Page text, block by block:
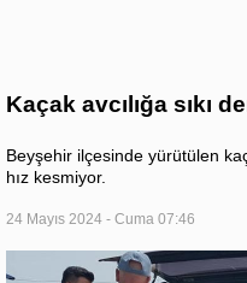
Kaçak avcılığa sıkı
Beyşehir ilçesinde yürütülen
hız kesmiyor.
24 Mayıs 2024 - Cuma 07:46